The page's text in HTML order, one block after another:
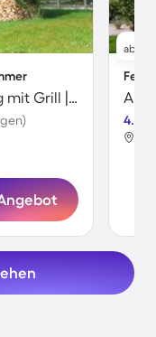
Familienfreundliche Wohnung mit Grill | Bergblick
ab
4.5